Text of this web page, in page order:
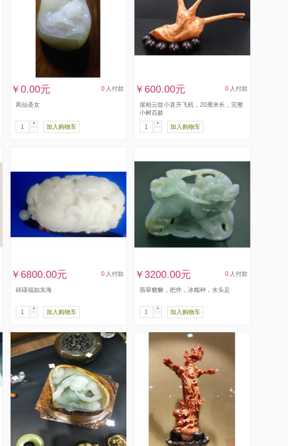
￥0.00元 0 人付款
凤仙圣女
+
-
加入购物车
￥600.00元 0 人付款
崖柏云纹小直升飞机，20厘米长，完整
小树百龄
+
-
加入购物车
￥6800.00元 0 人付款
砗磲福如东海
+
-
加入购物车
￥3200.00元 0 人付款
翡翠貔貅，把件，冰糯种，水头足
+
-
加入购物车